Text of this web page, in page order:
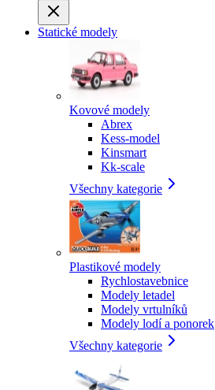
Statické modely
Kovové modely
Abrex
Kess-model
Kinsmart
Kk-scale
Všechny kategorie
Plastikové modely
Rychlostavebnice
Modely letadel
Modely vrtulníků
Modely lodí a ponorek
Všechny kategorie